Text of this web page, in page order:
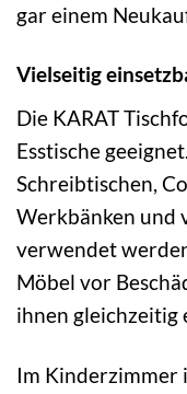
gar einem
Vielseitig
Die KARAT
Esstische
Schreibtischen,
Werkbänken und
verwendet
Möbel vor
ihnen gleichzeitig
Im Kinderzimmer